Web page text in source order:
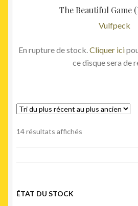
The Beautiful Game
Vulfpeck
En rupture de stock. Cliquer ici
ce disque sera de
14 résultats affichés
ÉTAT DU STOCK